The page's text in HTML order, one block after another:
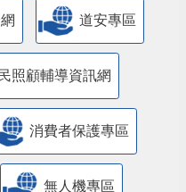
道安專區
照顧輔導資訊網
消費者保護專區
無人機專區